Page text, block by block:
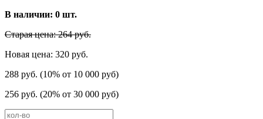
В наличии: 0 шт.
Старая цена: 264 руб.
Новая цена: 320 руб.
288 руб. (10% от 10 000 руб)
256 руб. (20% от 30 000 руб)